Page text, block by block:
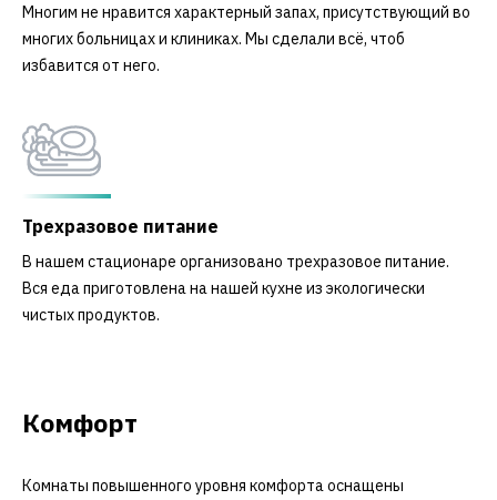
Многим не нравится характерный запах, присутствующий во
многих больницах и клиниках. Мы сделали всё, чтоб
избавится от него.
Трехразовое питание
В нашем стационаре организовано трехразовое питание.
Вся еда приготовлена на нашей кухне из экологически
чистых продуктов.
Комфорт
Комнаты повышенного уровня комфорта оснащены